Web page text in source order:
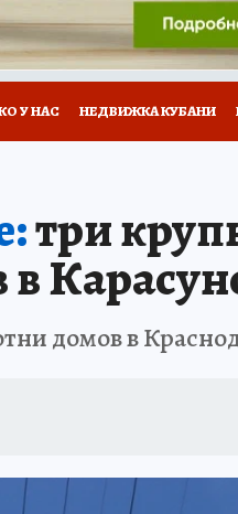
У НАС НЕДВИЖКА КУБАНИ
три
в
домов в